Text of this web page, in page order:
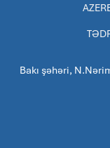
Bakı şəhəri,